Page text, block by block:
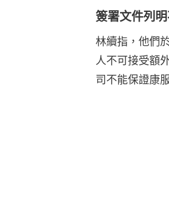
簽署文件列
林續指，他們
人不可接受額
司不能保證康